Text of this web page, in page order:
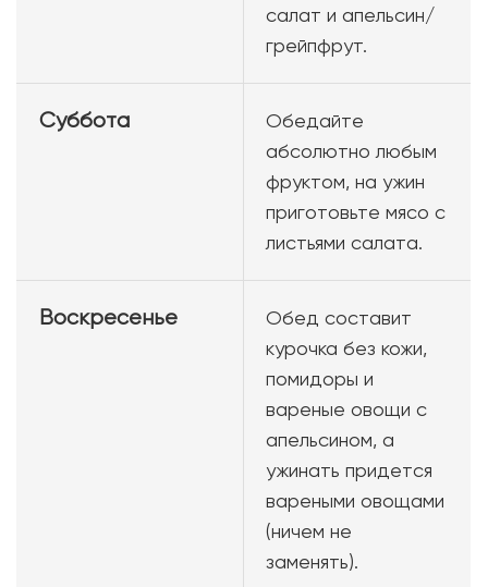
салат и апельсин/
грейпфрут.
Суббота
Обедайте
абсолютно любым
фруктом, на ужин
приготовьте мясо с
листьями салата.
Воскресенье
Обед составит
курочка без кожи,
помидоры и
вареные овощи с
апельсином, а
ужинать придется
вареными овощами
(ничем не
заменять).